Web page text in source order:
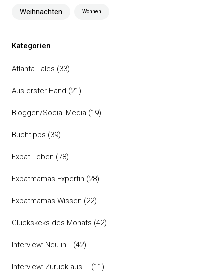
Weihnachten Wohnen
Kategorien
Atlanta Tales (33)
Aus erster Hand (21)
Bloggen/Social Media (19)
Buchtipps (39)
Expat-Leben (78)
Expatmamas-Expertin (28)
Expatmamas-Wissen (22)
Glückskeks des Monats (42)
Interview: Neu in… (42)
Interview: Zurück aus … (11)